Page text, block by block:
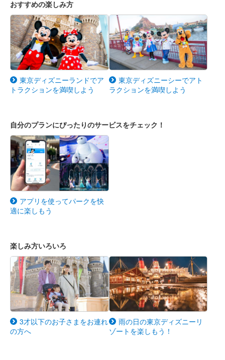
おすすめの楽しみ方
東京ディズニーランドでア
トラクションを満喫しよう
東京ディズニーシーでアト
ラクションを満喫しよう
自分のプランにぴったりのサービスをチェック！
アプリを使ってパークを快
適に楽しもう
楽しみ方いろいろ
3才以下のお子さまをお連れ
の方へ
雨の日の東京ディズニーリ
ゾートを楽しもう！